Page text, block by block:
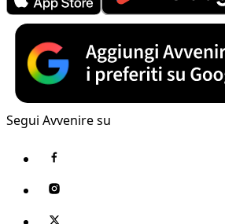
Segui Avvenire su